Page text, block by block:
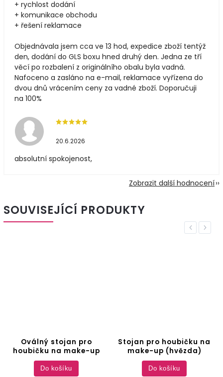
+ rychlost dodání
+ komunikace obchodu
+ řešení reklamace
Objednávala jsem cca ve 13 hod, expedice zboží tentýž
den, dodání do GLS boxu hned druhý den. Jedna ze tří
věcí po rozbalení z originálního obalu byla vadná.
Nafoceno a zasláno na e-mail, reklamace vyřízena do
dvou dnů vrácením ceny za vadné zboží. Doporučuji
na 100%
20.6.2026
absolutní spokojenost,
Zobrazit další hodnocení
SOUVISEJÍCÍ PRODUKTY
Previous
Oválný stojan pro
houbičku na make-up
Do košíku
Stojan pro houbičku na
make-up (hvězda)
Do košíku
Next